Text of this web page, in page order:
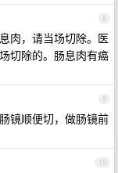
8
肉，请当场切除。医
切除的。肠息肉有癌
9
镜顺便切，做肠镜前
10